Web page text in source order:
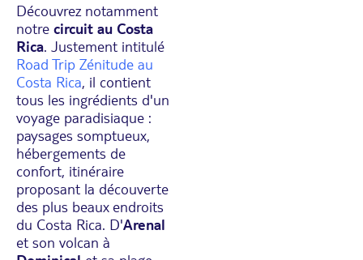
Découvrez notamment
notre circuit au Costa
Rica. Justement intitulé
Road Trip Zénitude au
Costa Rica, il contient
tous les ingrédients d'un
voyage paradisiaque :
paysages somptueux,
hébergements de
confort, itinéraire
proposant la découverte
des plus beaux endroits
du Costa Rica. D'Arenal
et son volcan à